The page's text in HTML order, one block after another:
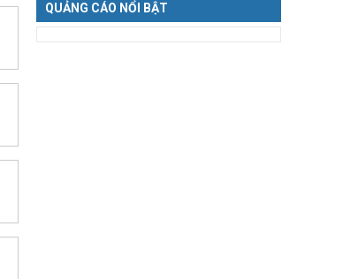
QUẢNG CÁO NỔI BẬT